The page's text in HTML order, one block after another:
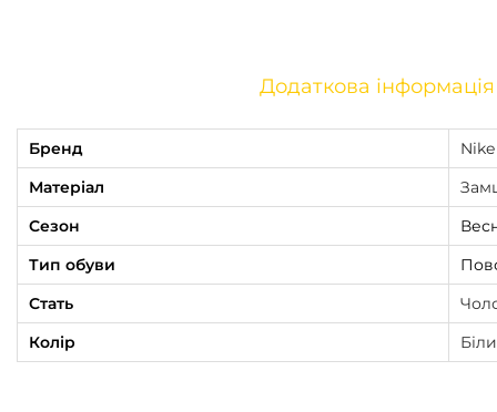
Додаткова інформація
Бренд
Nike
Матеріал
Сезон
Тип обуви
Стать
Колір